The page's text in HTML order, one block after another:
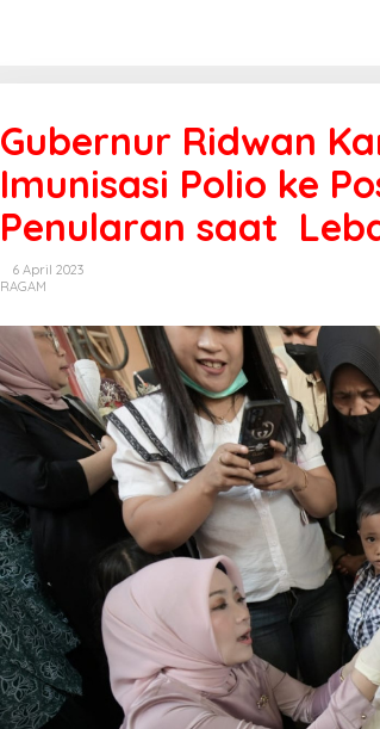
Gubernur Ridwan
Imunisasi Polio ke
Penularan saat
6 April 2023
RAGAM